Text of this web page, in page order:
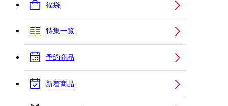
福袋
特集一覧
予約商品
新着商品